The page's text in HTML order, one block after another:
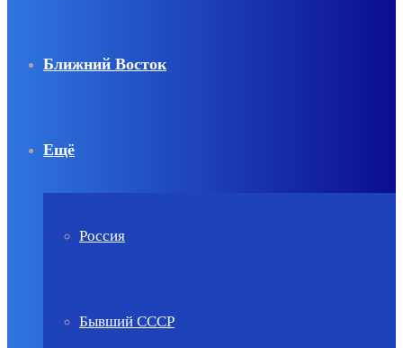
Ближний Восток
Ещё
Россия
Бывший СССР